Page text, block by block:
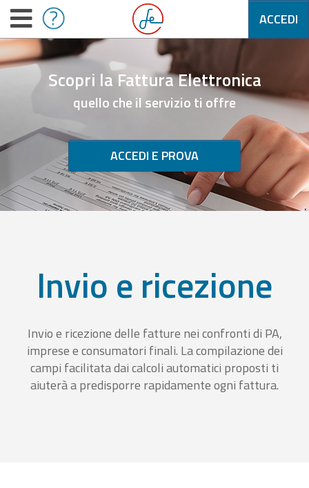
ACCEDI
Scopri la Fattura Elettronica
quello che il servizio ti offre
ACCEDI E PROVA
Invio e ricezione
Invio e ricezione delle fatture nei confronti di PA,
imprese e consumatori finali. La compilazione dei
campi facilitata dai calcoli automatici proposti ti
aiuterà a predisporre rapidamente ogni fattura.